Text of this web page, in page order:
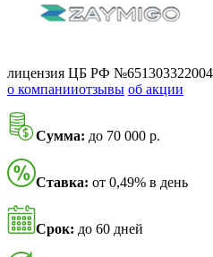
лицензия ЦБ РФ
о компанииотзывы об акции
Сумма: до 70 000 р.
Ставка: от 0,49% в день
Срок: до 60 дней